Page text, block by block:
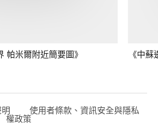
帕米爾附近簡要圖》 《中
使用者條款、資訊安全與隱私
權政策